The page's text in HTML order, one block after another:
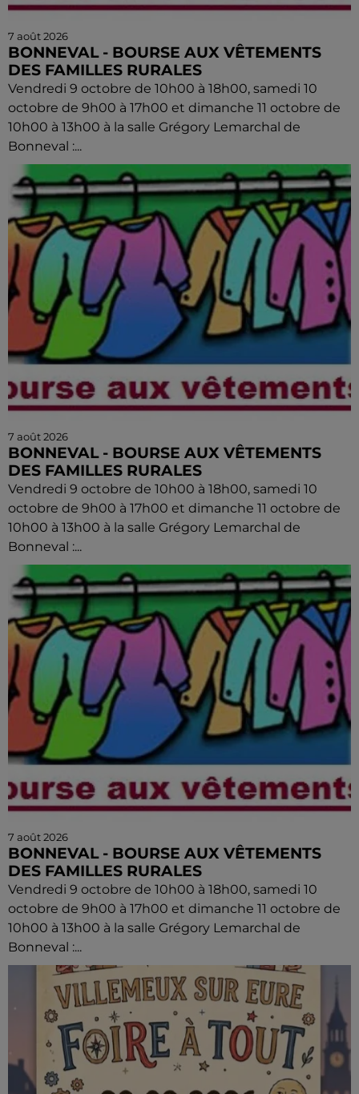
7 août 2026
BONNEVAL - BOURSE AUX VÊTEMENTS
DES FAMILLES RURALES
Vendredi 9 octobre de 10h00 à 18h00, samedi 10
octobre de 9h00 à 17h00 et dimanche 11 octobre de
10h00 à 13h00 à la salle Grégory Lemarchal de
Bonneval :...
7 août 2026
BONNEVAL - BOURSE AUX VÊTEMENTS
DES FAMILLES RURALES
Vendredi 9 octobre de 10h00 à 18h00, samedi 10
octobre de 9h00 à 17h00 et dimanche 11 octobre de
10h00 à 13h00 à la salle Grégory Lemarchal de
Bonneval :...
7 août 2026
BONNEVAL - BOURSE AUX VÊTEMENTS
DES FAMILLES RURALES
Vendredi 9 octobre de 10h00 à 18h00, samedi 10
octobre de 9h00 à 17h00 et dimanche 11 octobre de
10h00 à 13h00 à la salle Grégory Lemarchal de
Bonneval :...